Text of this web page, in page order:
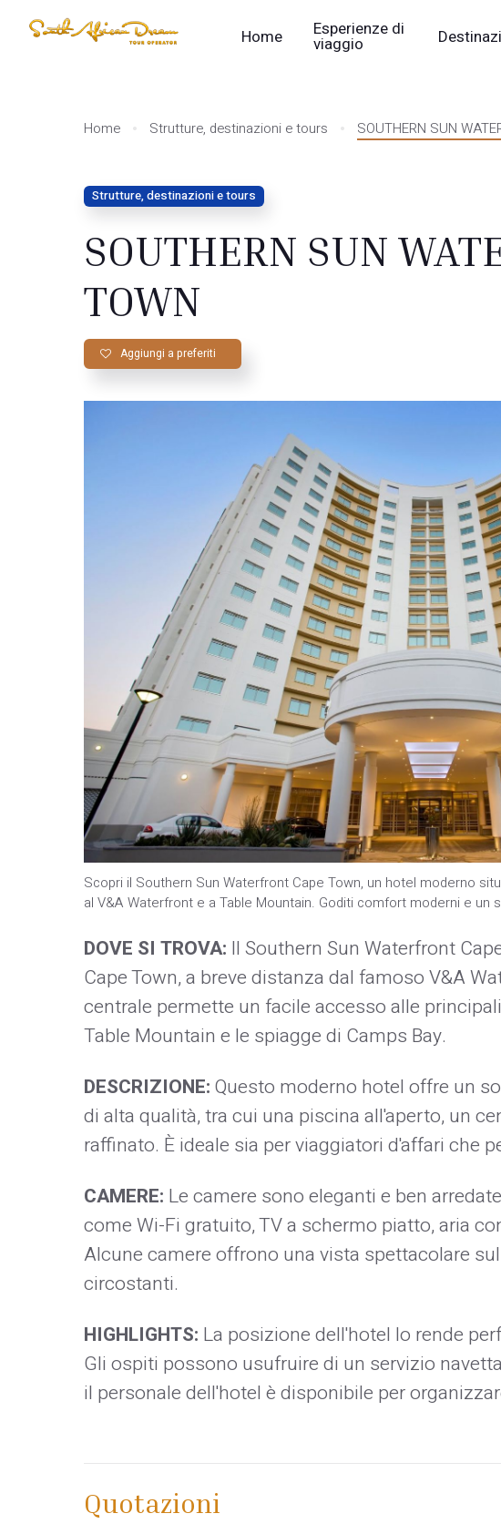
Home Esperienze di
viaggio
Home Strutture, destinazioni e tours SOUTHERN SUN
Strutture, destinazioni e tours
SOUTHERN SUN
TOWN
Aggiungi a preferiti
Scopri il Southern Sun Waterfront Cape Town, un hotel moderno
al V&A Waterfront e a Table Mountain. Goditi comfort moderni e un
DOVE SI TROVA: Il Southern Sun Waterfront
Cape Town, a breve distanza dal famoso V&A
centrale permette un facile accesso alle
Table Mountain e le spiagge di Camps Bay.
DESCRIZIONE:Questo moderno hotel offre un
di alta qualità, tra cui una piscina all'aperto, un
raffinato. È ideale sia per viaggiatori d'affari che
CAMERE: Le camere sono eleganti e ben
come Wi-Fi gratuito, TV a schermo piatto, aria
Alcune camere offrono una vista spettacolare
circostanti.
HIGHLIGHTS: La posizione dell'hotel lo rende
Gli ospiti possono usufruire di un servizio
il personale dell'hotel è disponibile per
Quotazioni